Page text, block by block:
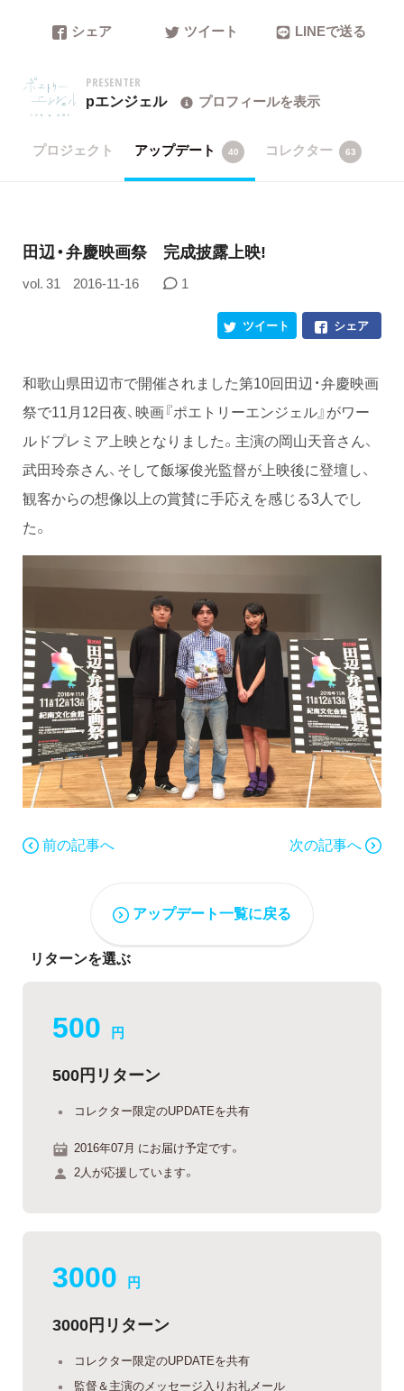
シェア ツイート LINEで送る
PRESENTER
pエンジェル プロフィールを表示
プロジェクト アップデート 40 コレクター 63
田辺・弁慶映画祭 完成披露上映!
vol. 31 2016-11-16 1
シェア
ツイート
和歌山県田辺市で開催されました第10回田辺・弁慶映画
祭で11月12日夜、映画『ポエトリーエンジェル』がワー
ルドプレミア上映となりました。主演の岡山天音さん、
武田玲奈さん、そして飯塚俊光監督が上映後に登壇し、
観客からの想像以上の賞賛に手応えを感じる3人でし
た。
前の記事へ 次の記事へ
アップデート一覧に戻る
リターンを選ぶ
500 円
500円リターン
コレクター限定のUPDATEを共有
2016年07月 にお届け予定です。
2人が応援しています。
3000 円
3000円リターン
コレクター限定のUPDATEを共有
監督＆主演のメッセージ入りお礼メール